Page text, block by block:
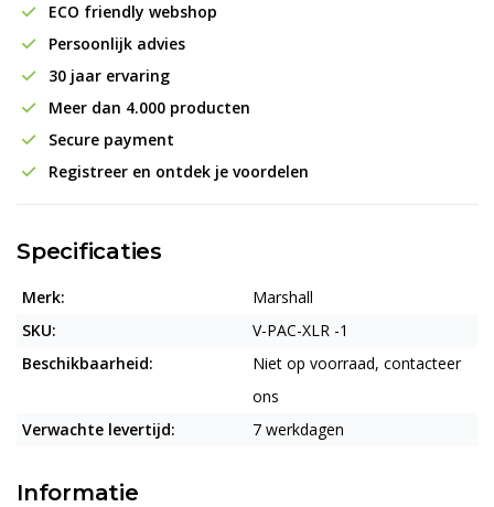
ECO friendly webshop
Persoonlijk advies
30 jaar ervaring
Meer dan 4.000 producten
Secure payment
Registreer en ontdek je voordelen
Specificaties
Merk:
Marshall
SKU:
V-PAC-XLR -1
Beschikbaarheid:
Niet op voorraad, contacteer
ons
Verwachte levertijd:
7 werkdagen
Informatie